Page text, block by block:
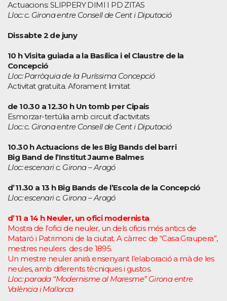
Actuacions: SLIPPERY DIMI I PD ZITAS
Lloc: c. Girona entre Consell de Cent i Diputació
Dissabte 2 de juny
10 h Visita guiada a la Basílica i el Claustre de la
Concepció
Lloc: Parròquia de la Puríssima Concepció
Activitat gratuïta. Aforament limitat
de 10.30 a 12.30 h Un tomb per Cipais
Esmorzar-tertúlia amb circuit d’activitats
Lloc: c. Girona entre Consell de Cent i Diputació
10.30 h Actuacions de les Big Bands del barri
Big Band de l’Institut Jaume Balmes
Lloc: escenari c. Girona – Aragó
d’11.30 a 13 h Big Bands de l’Escola de la Concepció
Lloc: escenari c. Girona – Aragó
d’11 a 14 h Neuler, un ofici modernista
Mostra de l’ofici de neuler, un dels oficis més antics de
Mataró i Patrimoni de la ciutat. A càrrec de “Casa Graupera”,
mestres neulers des de 1895.
Un mestre neuler anirà ensenyant l’elaboració a mà de les
neules, amb diferents tècniques i gustos.
Lloc: parada “Modernisme al Maresme” Girona entre
València i Mallorca